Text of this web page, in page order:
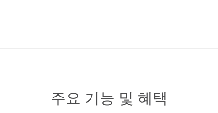
주요 기능 및 혜택